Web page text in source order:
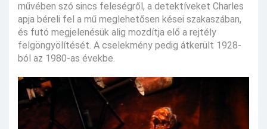
művében szó sincs feleségről, a detektíveket Charles
apja béreli fel a mű meglehetősen kései szakaszában,
és futó megjelenésük alig mozdítja elő a rejtély
felgöngyölítését. A cselekmény pedig átkerült 1928-
ból az 1980-as évekbe.